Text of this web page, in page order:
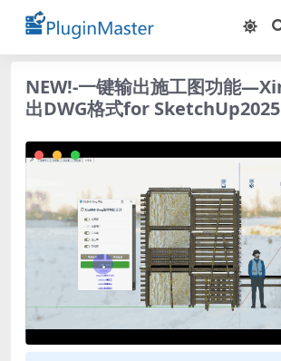
NEW!-一键输出施工图功能
出DWG格式for